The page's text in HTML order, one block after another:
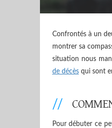
Confrontés à un
montrer sa
situation nous
de décèsqui sont
Pour débuter ce